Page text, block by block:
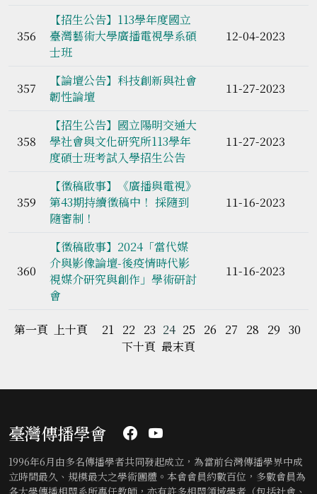
356
【招生公告】113學年度國立
臺灣藝術大學廣播電視學系碩
士班
12-04-2023
357
【論壇公告】科技創新與社會
韌性論壇
11-27-2023
358
【招生公告】國立陽明交通大
學社會與文化研究所113學年
度碩士班考試入學招生公告
11-27-2023
359
【徵稿啟事】《廣播與電視》
第43期持續徵稿中！ 採隨到
隨審制！
11-16-2023
360
【徵稿啟事】2024「當代媒
介與影像論壇-後疫情時代影
視媒介研究與創作」學術研討
會
11-16-2023
第一頁 上十頁 21 22 23 24 25 26 27 28 29 30
下十頁 最末頁
臺灣傳播學會
1996年6月由多名傳播學者共同發起成立，為當前台灣傳播學界中成
立時間最久、規模最大之學術團體。本會會員約數百位，多數會員為
各大學傳播相關系所專任教師，亦有許多相關領域學者（包括社會、